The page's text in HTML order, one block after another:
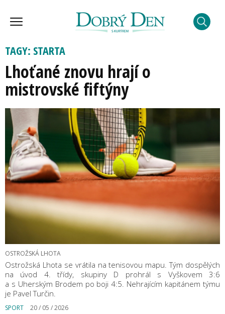
TAGY: STARTA
Lhoťané znovu hrají o
mistrovské fiftýny
OSTROŽSKÁ LHOTA
Ostrožská Lhota se vrátila na tenisovou mapu. Tým dospělých
na úvod 4. třídy, skupiny D prohrál s Vyškovem 3:6
a s Uherským Brodem po boji 4:5. Nehrajícím kapitánem týmu
je Pavel Turčin.
SPORT 20 / 05 / 2026